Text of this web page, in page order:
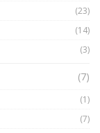
đùa tỷ đô
(23)
(14)
(3)
(7)
(1)
(7)